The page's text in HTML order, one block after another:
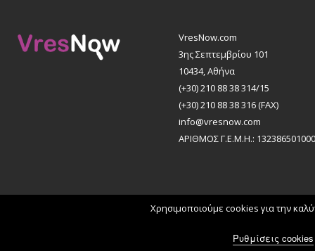
VresNow.com
3ης Σεπτεμβρίου 101
10434, Αθήνα
(+30) 210 88 38 314/15
(+30) 210 88 38 316 (FAX)
info@vresnow.com
ΑΡΙΘΜΟΣ Γ.Ε.Μ.Η.: 132386501000
Χρησιμοποιούμε cookies για την
Ρυθμίσεις cookies